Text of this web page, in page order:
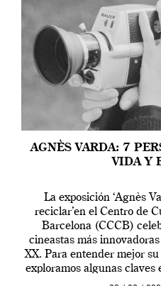
AGNÈS VARDA: 7
VIDA Y
La exposición ‘Agnès
reciclar’en el Centro de
Barcelona (CCCB)
cineastas más
XX. Para entender mejor
exploramos algunas claves
de entender la vida, el